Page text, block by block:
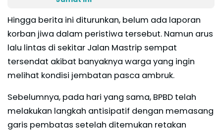
Hingga berita ini diturunkan, belum ada laporan
korban jiwa dalam peristiwa tersebut. Namun arus
lalu lintas di sekitar Jalan Mastrip sempat
tersendat akibat banyaknya warga yang ingin
melihat kondisi jembatan pasca ambruk.
Sebelumnya, pada hari yang sama, BPBD telah
melakukan langkah antisipatif dengan memasang
garis pembatas setelah ditemukan retakan